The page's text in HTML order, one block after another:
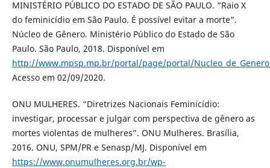
MINISTÉRIO PÚBLICO DO ESTADO DE SÃO PAULO. “Raio X
do feminicídio em São Paulo. É possível evitar a morte”.
Núcleo de Gênero. Ministério Público do Estado de São
Paulo. São Paulo, 2018. Disponível em
http://www.mpsp.mp.br/portal/page/portal/
Acesso em 02/09/2020.
ONU MULHERES. “Diretrizes Nacionais Feminicídio:
investigar, processar e julgar com perspectiva de gênero as
mortes violentas de mulheres”. ONU Mulheres. Brasília,
2016. ONU, SPM/PR e Senasp/MJ. Disponível em
https://www.onumulheres.org.br/wp-